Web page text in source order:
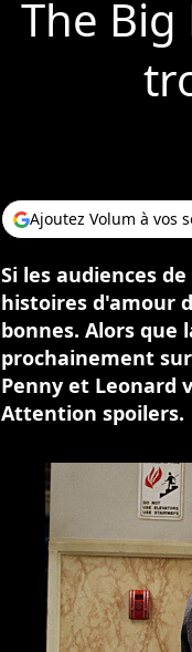
The
Ajoutez Volum à vos
Si les audiences
histoires d'amour
bonnes. Alors que
prochainement sur
Penny et Leonard
Attention spoilers.